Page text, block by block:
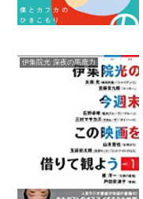
伊集院光 深夜の馬鹿力